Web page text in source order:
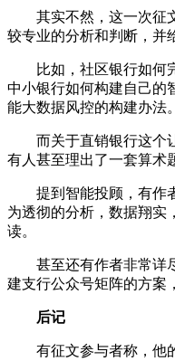
其实不然，这一次征文
较专业的分析和判断，并
比如，社区银行如何完
中小银行如何构建自己的
能大数据风控的构建办法。
而关于直销银行这个让
有人甚至理出了一套算术
提到智能投顾，有作者
为透彻的分析，数据翔实
读。
甚至还有作者非常详尽
建支行公众号矩阵的方案
后记
有征文参与者称，他的